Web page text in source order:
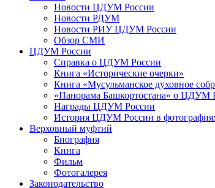
Новости ЦДУМ России
Новости РДУМ
Новости РИУ ЦДУМ России
Обзор СМИ
ЦДУМ России
Справка о ЦДУМ России
Книга «Исторические очерки»
Книга «Мусульманское духовное
«Панорама Башкортостана» о ЦДУМ
Награды ЦДУМ России
История ЦДУМ России в
Верховный муфтий
Биография
Книга
Фильм
Фотогалерея
Законодательство